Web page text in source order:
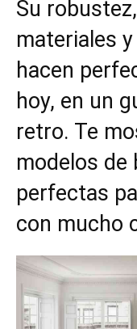
Su
materiales
hacen
hoy, en un
retro. Te
modelos de
perfectas
con mucho